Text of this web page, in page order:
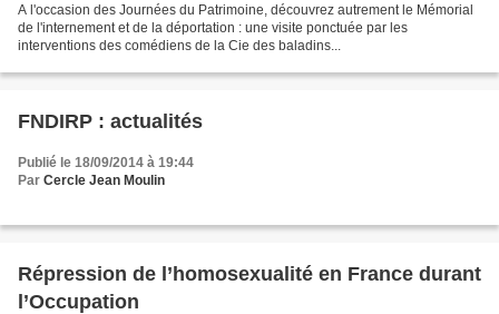
A l'occasion des Journées du Patrimoine, découvrez autrement le Mémorial
de l'internement et de la déportation : une visite ponctuée par les
interventions des comédiens de la Cie des baladins...
FNDIRP : actualités
Publié le 18/09/2014 à 19:44
Par Cercle Jean Moulin
Répression de l’homosexualité en France durant
l’Occupation